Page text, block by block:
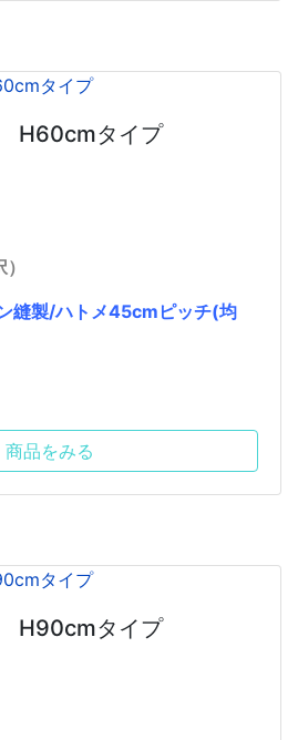
H60cmタイプ
縫製/ハトメ45cmピッチ(均
商品をみる
H90cmタイプ